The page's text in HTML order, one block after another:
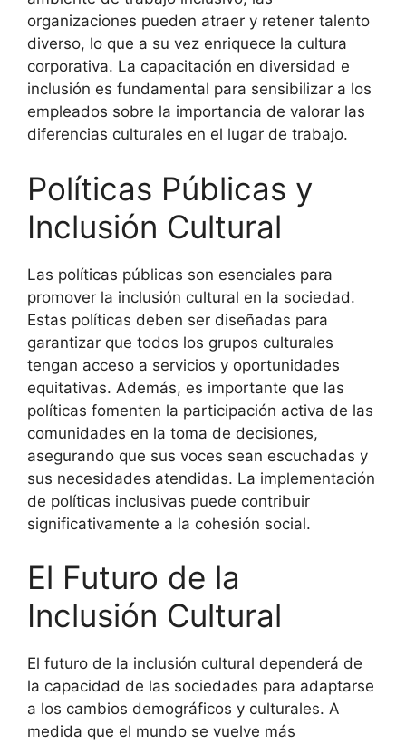
organizaciones pueden atraer y retener talento
diverso, lo que a su vez enriquece la cultura
corporativa. La capacitación en diversidad e
inclusión es fundamental para sensibilizar a los
empleados sobre la importancia de valorar las
diferencias culturales en el lugar de trabajo.
Políticas Públicas y
Inclusión Cultural
Las políticas públicas son esenciales para
promover la inclusión cultural en la sociedad.
Estas políticas deben ser diseñadas para
garantizar que todos los grupos culturales
tengan acceso a servicios y oportunidades
equitativas. Además, es importante que las
políticas fomenten la participación activa de las
comunidades en la toma de decisiones,
asegurando que sus voces sean escuchadas y
sus necesidades atendidas. La implementación
de políticas inclusivas puede contribuir
significativamente a la cohesión social.
El Futuro de la
Inclusión Cultural
El futuro de la inclusión cultural dependerá de
la capacidad de las sociedades para adaptarse
a los cambios demográficos y culturales. A
medida que el mundo se vuelve más